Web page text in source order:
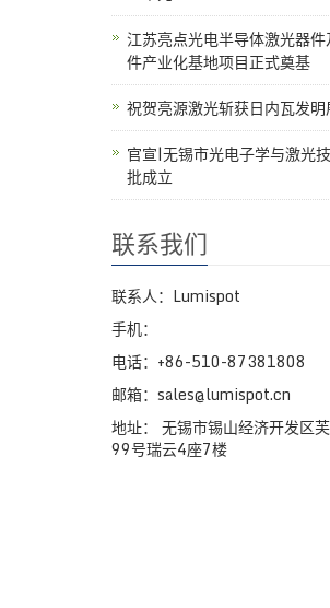
江苏亮点光电半导体激光器
件产业化基地项目正式奠基
祝贺亮源激光斩获日内瓦发
官宣|无锡市光电子学与激光
批成立
联系我们
联系人：Lumispot
手机：
电话：+86-510-87381808
邮箱：sales@lumispot.cn
地址： 无锡市锡山经济开发区
99号瑞云4座7楼